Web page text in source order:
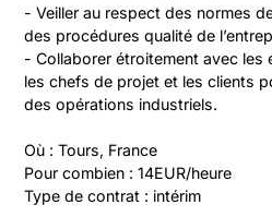
- Veiller au respect des normes
des procédures qualité de
- Collaborer étroitement avec les
les chefs de projet et les clients
des opérations industriels.
Où : Tours, France
Pour combien : 14EUR/heure
Type de contrat : intérim